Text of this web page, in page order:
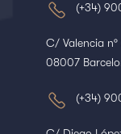
(+34)
C/ Valencia
08007
(+34)